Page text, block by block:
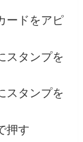
ドをアピ
タンプを
タンプを
す